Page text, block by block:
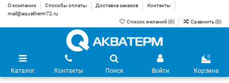
О компании Способы оплаты Доставка заказов
Контакты
mail@aquatherm72.ru
Список желаний (0) Сравнить (0)
Каталог Контакты Поиск Войти
0
Корзина